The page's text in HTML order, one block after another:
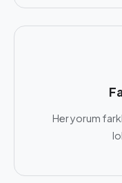
Her yorum